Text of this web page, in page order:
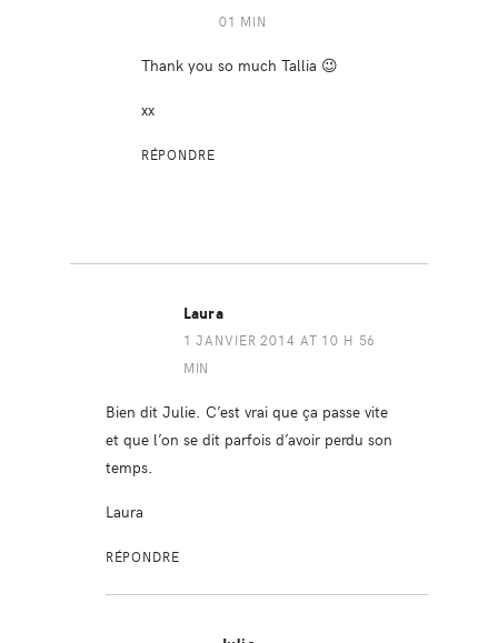
01 MIN
Thank you so much Tallia 😉
xx
RÉPONDRE
Laura
1 JANVIER 2014 AT 10 H 56
MIN
Bien dit Julie. C’est vrai que ça passe vite
et que l’on se dit parfois d’avoir perdu son
temps.
Laura
RÉPONDRE